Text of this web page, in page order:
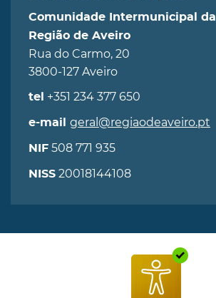
Comunidade Intermunicipal da
Região de Aveiro
Rua do Carmo, 20
3800-127 Aveiro
tel +351 234 377 650
e-mail geral@regiaodeaveiro.pt
NIF 508 771 935
NISS 20018144108